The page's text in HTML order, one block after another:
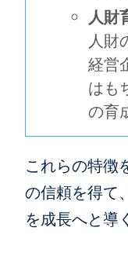
人財
人財
経営
はも
の育
これらの特徴
の信頼を得て
を成長へと導